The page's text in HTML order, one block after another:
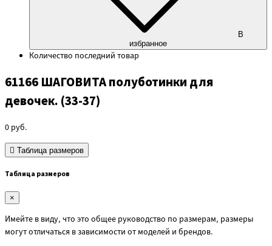
В
избранное
Количество последний товар
61166 ШАГОВИТА полуботинки для
девочек. (33-37)
0 руб.
Таблица размеров
Таблица размеров
×
Имейте в виду, что это общее руководство по размерам, размеры
могут отличаться в зависимости от моделей и брендов.